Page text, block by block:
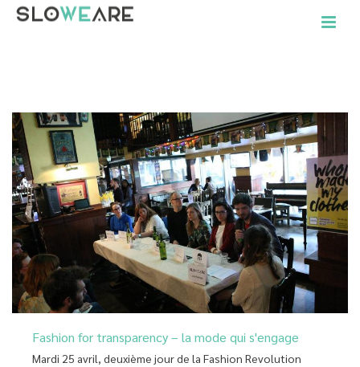
Fashion for transparency – la mode qui s'engage
Mardi 25 avril, deuxième jour de la Fashion Revolution